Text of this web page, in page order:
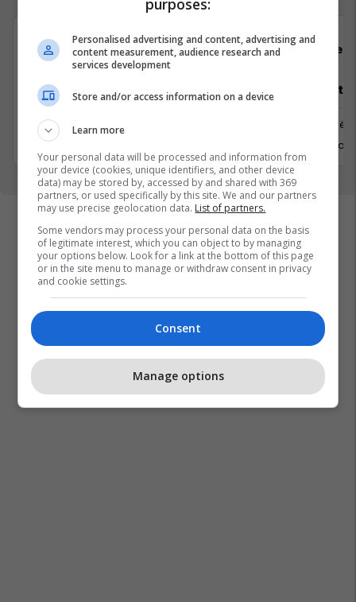
Padel Zone
Recepsionist/e
Prishtine
31 Gusht 2026
Architect
Prishtinë
6 Shtator
Personalised advertising and content, advertising and
content measurement, audience research and
services development
Store and/or access information on a device
Learn more
Your personal data will be processed and information from
your device (cookies, unique identifiers, and other device
data) may be stored by, accessed by and shared with 369
partners, or used specifically by this site. We and our partners
may use precise geolocation data. List of partners.
Some vendors may process your personal data on the basis
of legitimate interest, which you can object to by managing
your options below. Look for a link at the bottom of this page
or in the site menu to manage or withdraw consent in privacy
and cookie settings.
Consent
Manage options